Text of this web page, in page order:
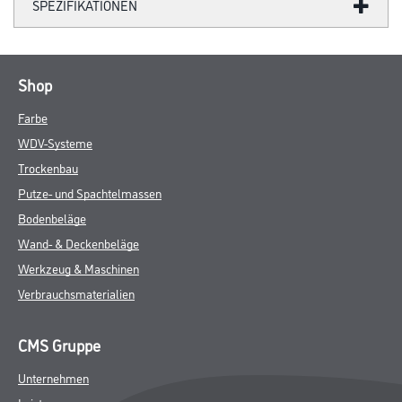
SPEZIFIKATIONEN
Shop
Farbe
WDV-Systeme
Trockenbau
Putze- und Spachtelmassen
Bodenbeläge
Wand- & Deckenbeläge
Werkzeug & Maschinen
Verbrauchsmaterialien
CMS Gruppe
Unternehmen